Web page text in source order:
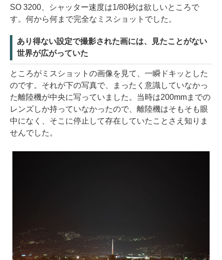
SO 3200、シャッター速度は1/80秒は欲しいところで
す。何から何まで完全なミスショットでした。
あり得ない設定で撮影された画には、見たことがない
世界が広がっていた
ところがミスショットの画像を見て、一瞬ドキッとした
のです。それが下の写真で、まったく意識していなかっ
た離陸機が中央に写っていました。当時は200mmまでの
レンズしか持っていなかったので、離陸機はそもそも眼
中になく、そこに停止して存在していたことさえ知りま
せんでした。